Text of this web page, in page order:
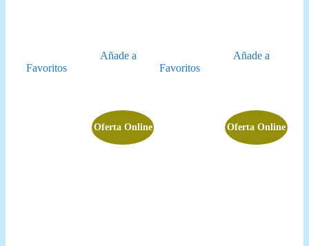
Añade a
Favoritos
Añade a
Favoritos
Oferta Online Oferta Online